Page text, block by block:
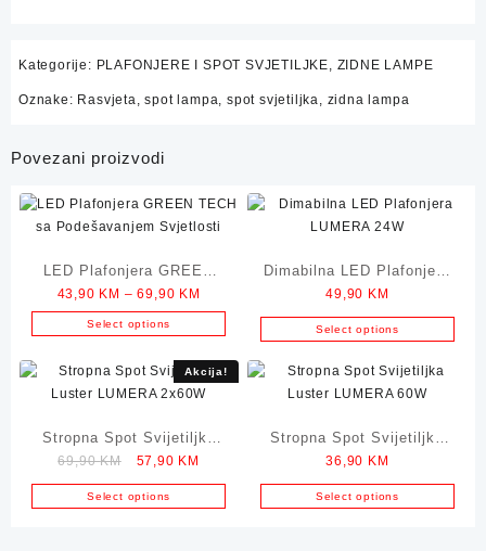
Kategorije: PLAFONJERE I SPOT SVJETILJKE ZIDNE LAMPE
Oznake: Rasvjeta ,spot lampa ,spot svjetiljka zidna lampa
Povezani proizvodi
LED Plafonjera GREEN
TECH sa Podešavanjem
Svjetlosti
43,90 KM – 69,90 KM
range:
43,90 KM
through
69,90 KM
Select options
product
has
variants.
The
options
may
Dimabilna LED Plafonjera
LUMERA 24W
49,90 KM
Select options
Akcija!
Stropna Spot Svijetiljka
Luster LUMERA 2x60W
69,90KM
Original
price
was:
57,90 KM
price
is:
Select options
Stropna Spot Svijetiljka
Luster LUMERA 60W
36,90 KM
Select options